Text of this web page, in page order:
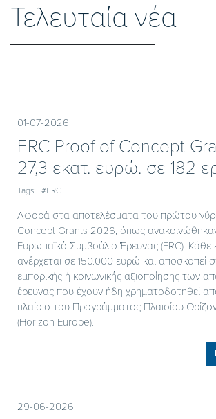
Τελευταία νέα
01-07-2026
ERC Proof of Concept
27,3 εκατ. ευρώ. σε 182
Tags: #ERC
Αφορά στα αποτελέσματα του πρώτου
Concept Grants 2026, όπως
Ευρωπαϊκό Συμβούλιο Έρευνας (ERC). Κάθε
ανέρχεται σε 150.000 ευρώ και αποσκοπεί
εμπορικής ή κοινωνικής αξιοποίησης των
έρευνας που έχουν ήδη χρηματοδοτηθεί
πλαίσιο του Προγράμματος Πλαισίου
(Horizon Europe).
29-06-2026